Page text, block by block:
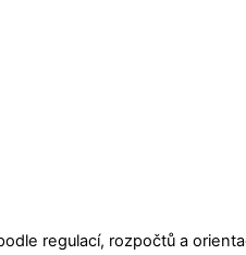
regulací, rozpočtů a